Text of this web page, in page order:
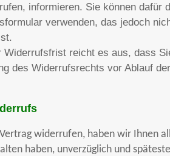
informieren. Sie können dafür
verwenden, das jedoch
Widerrufsfrist reicht es aus, dass
des Widerrufsrechts vor Ablauf
widerrufen, haben wir Ihnen
haben, unverzüglich und